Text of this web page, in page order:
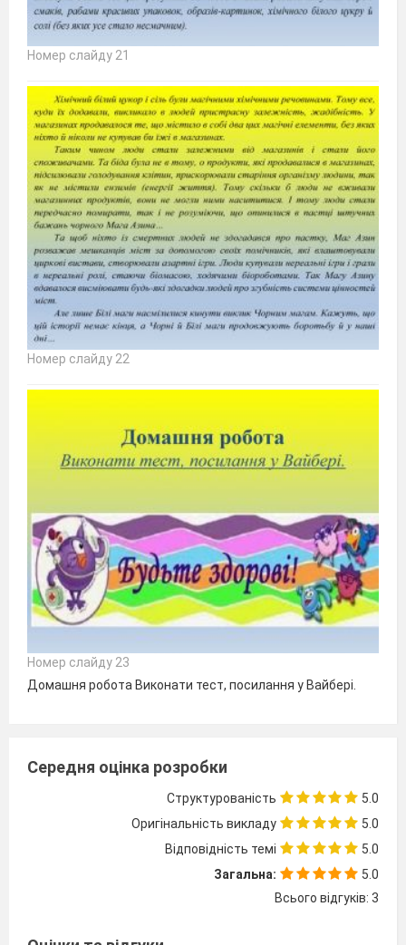
Номер слайду 21
Номер слайду 22
Номер слайду 23
Домашня робота Виконати тест, посилання у Вайбері.
Середня оцінка розробки
Структурованість
5.0
Оригінальність викладу
5.0
Відповідність темі
5.0
Загальна:
5.0
Всього відгуків: 3